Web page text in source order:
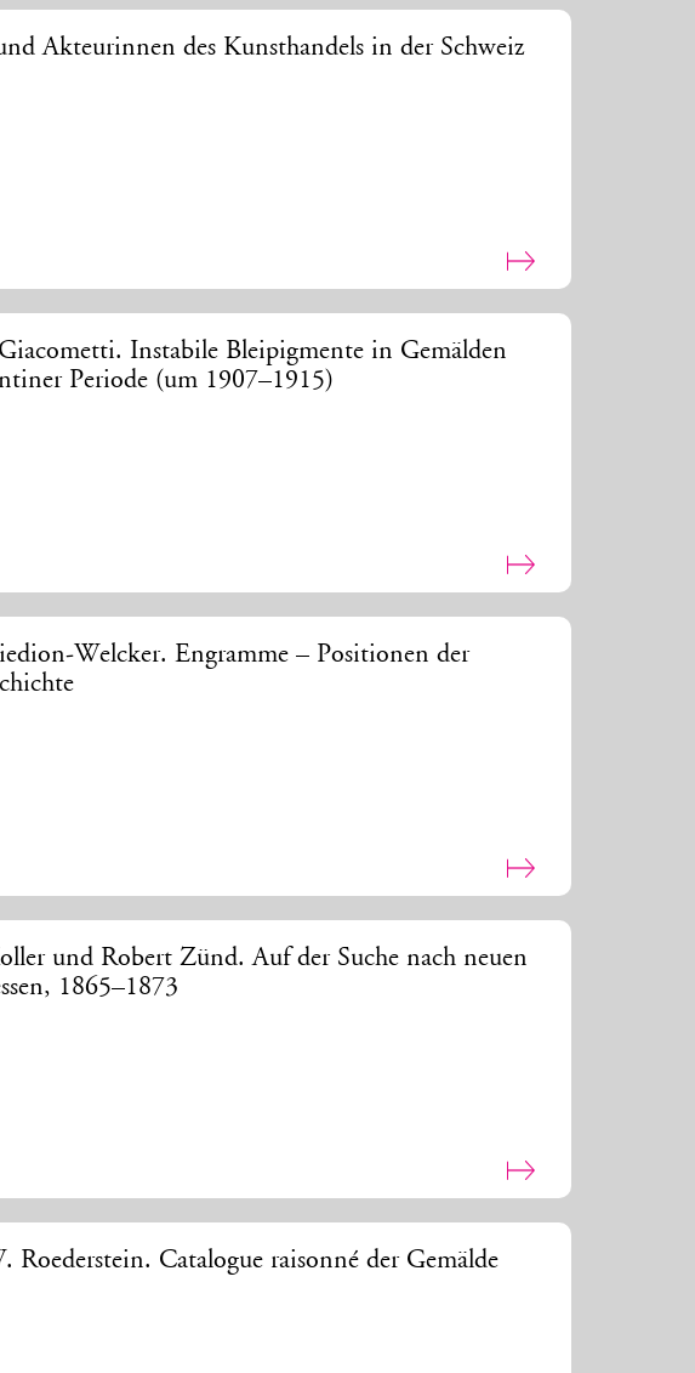
Akteurinnen des Kunsthandels in der Schweiz
Instabile Bleipigmente in Gemälden
Periode (um 1907–1915)
Welcker. Engramme – Positionen der
und Robert Zünd. Auf der Suche nach neuen
1865–1873
Roederstein. Catalogue raisonné der Gemälde